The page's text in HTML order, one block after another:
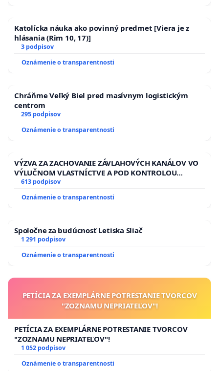
Katolícka náuka ako povinný predmet [Viera je z
hlásania (Rim 10, 17)]
3 podpisov
Oznámenie o transparentnosti
Chráňme Veľký Biel pred masívnym logistickým
centrom
295 podpisov
Oznámenie o transparentnosti
VÝZVA ZA ZACHOVANIE ZÁVLAHOVÝCH KANÁLOV VO
VÝLUČNOM VLASTNÍCTVE A POD KONTROLOU
SLOVENSKEJ REPUBLIKY & žiadosť na riešenie
zanedbaného stavu závlahových a odvodňovacích
kanálov na Slovensku
613 podpisov
Oznámenie o transparentnosti
Spoločne za budúcnosť Letiska Sliač
1 291 podpisov
Oznámenie o transparentnosti
PETÍCIA ZA EXEMPLÁRNE POTRESTANIE TVORCOV
"ZOZNAMU NEPRIATEĽOV"!
PETÍCIA ZA EXEMPLÁRNE POTRESTANIE TVORCOV
"ZOZNAMU NEPRIATEĽOV"!
1 052 podpisov
Oznámenie o transparentnosti